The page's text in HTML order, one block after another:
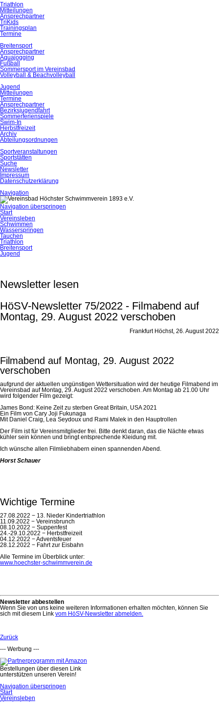
Triathlon
Mitteilungen
Ansprechpartner
TriKids
Trainingsplan
Termine
Breitensport
Ansprechpartner
Aquajogging
Fußball
Sommersport im Vereinsbad
Volleyball & Beachvolleyball
Jugend
Mitteilungen
Termine
Ansprechpartner
Bezirksjugendfahrt
Sommerferienspiele
Swim-In
Herbstfreizeit
Archiv
Abteilungsordnungen
Sportveranstaltungen
Sportstätten
Suche
Newsletter
Impressum
Datenschutzerklärung
Navigation
Navigation überspringen
Start
Vereinsleben
Schwimmen
Wasserspringen
Tauchen
Triathlon
Breitensport
Jugend
Newsletter lesen
HöSV-Newsletter 75/2022 - Filmabend auf
Montag, 29. August 2022 verschoben
Frankfurt Höchst, 26. August 2022
Filmabend auf Montag, 29. August 2022
verschoben
aufgrund der aktuellen ungünstigen Wettersituation wird der heutige Filmabend im
Vereinsbad auf Montag, 29. August 2022 verschoben. Am Montag ab 21.00 Uhr
wird folgender Film gezeigt:
James Bond: Keine Zeit zu sterben Great Britain, USA 2021
Ein Film von Cary Joji Fukunaga
Mit Daniel Craig, Lea Seydoux und Rami Malek in den Hauptrollen
Der Film ist für Vereinsmitglieder frei. Bitte denkt daran, das die Nächte etwas
kühler sein können und bringt entsprechende Kleidung mit.
Ich wünsche allen Filmliebhabern einen spannenden Abend.
Horst Schauer
Wichtige Termine
27.08.2022 − 13. Nieder Kindertriathlon
11.09.2022 − Vereinsbrunch
08.10.2022 − Suppenfest
24.-29.10.2022 − Herbstfreizeit
04.12.2022 − Adventsfeuer
28.12.2022 − Fahrt zur Eisbahn
Alle Termine im Überblick unter:
www.hoechster-schwimmverein.de
Newsletter abbestellen
Wenn Sie von uns keine weiteren Informationen erhalten möchten, können Sie
sich mit diesem Link vom HöSV-Newsletter abmelden.
Zurück
--- Werbung ---
Bestellungen über diesen Link
unterstützen unseren Verein!
Navigation überspringen
Start
Vereinsleben